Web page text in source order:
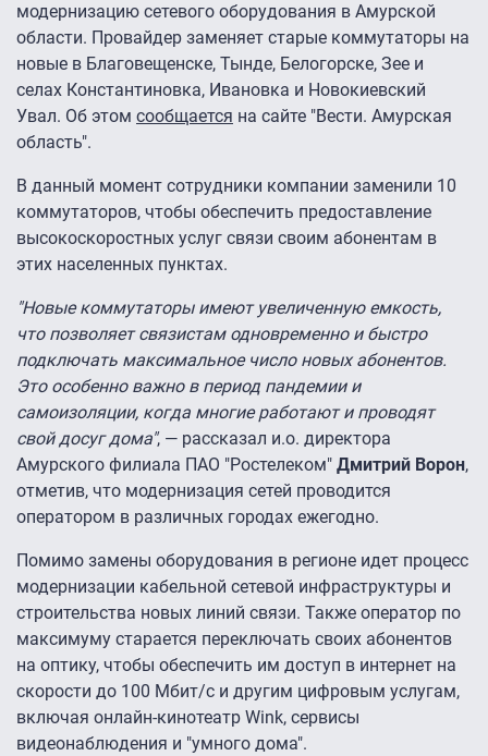
модернизацию сетевого оборудования в Амурской
области. Провайдер заменяет старые коммутаторы на
новые в Благовещенске, Тынде, Белогорске, Зее и
селах Константиновка, Ивановка и Новокиевский
Увал. Об этом сообщается на сайте "Вести. Амурская
область".
В данный момент сотрудники компании заменили 10
коммутаторов, чтобы обеспечить предоставление
высокоскоростных услуг связи своим абонентам в
этих населенных пунктах.
"Новые коммутаторы имеют увеличенную емкость,
что позволяет связистам одновременно и быстро
подключать максимальное число новых абонентов.
Это особенно важно в период пандемии и
самоизоляции, когда многие работают и проводят
свой досуг дома", — рассказал и.о. директора
Амурского филиала ПАО "Ростелеком" Дмитрий Ворон,
отметив, что модернизация сетей проводится
оператором в различных городах ежегодно.
Помимо замены оборудования в регионе идет процесс
модернизации кабельной сетевой инфраструктуры и
строительства новых линий связи. Также оператор по
максимуму старается переключать своих абонентов
на оптику, чтобы обеспечить им доступ в интернет на
скорости до 100 Мбит/с и другим цифровым услугам,
включая онлайн-кинотеатр Wink, сервисы
видеонаблюдения и "умного дома".